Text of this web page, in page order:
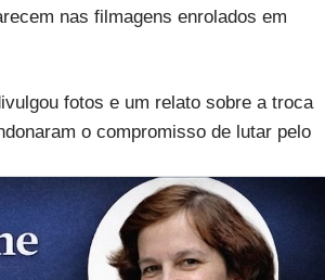
nas filmagens enrolados em
fotos e um relato sobre a troca
o compromisso de lutar pelo